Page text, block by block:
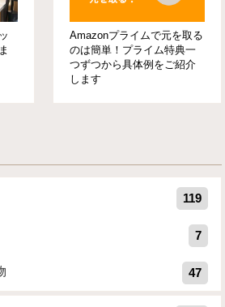
Amazonプライムで元を取る
のは簡単！プライム特典一
つずつから具体例をご紹介
します
119
7
47